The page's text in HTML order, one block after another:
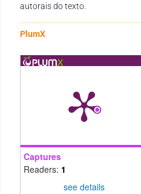
autorais do texto.
PlumX
Captures
Readers: 1
see details